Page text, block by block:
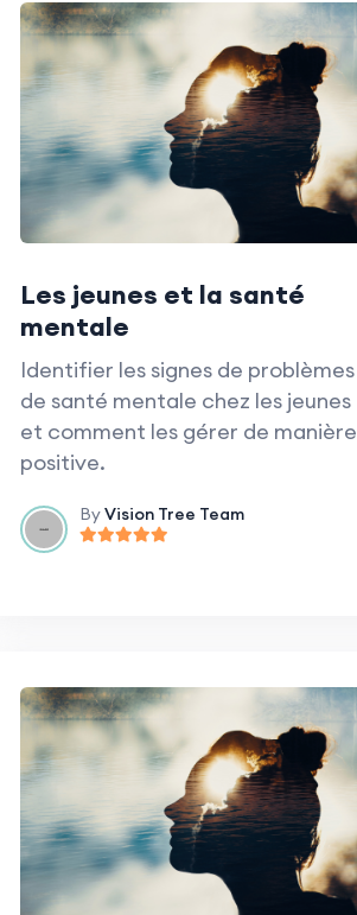
Les jeunes et la santé
mentale
Identifier les signes de problèmes
de santé mentale chez les jeunes
et comment les gérer de manière
positive.
ByVision Tree Team